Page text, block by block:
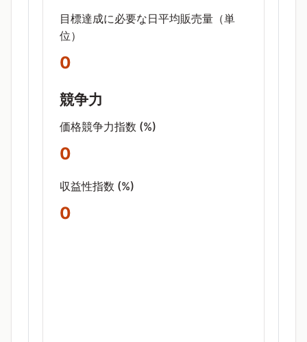
目標達成に必要な日平均販売量（単
位）
0
競争力
価格競争力指数 (%)
0
収益性指数 (%)
0